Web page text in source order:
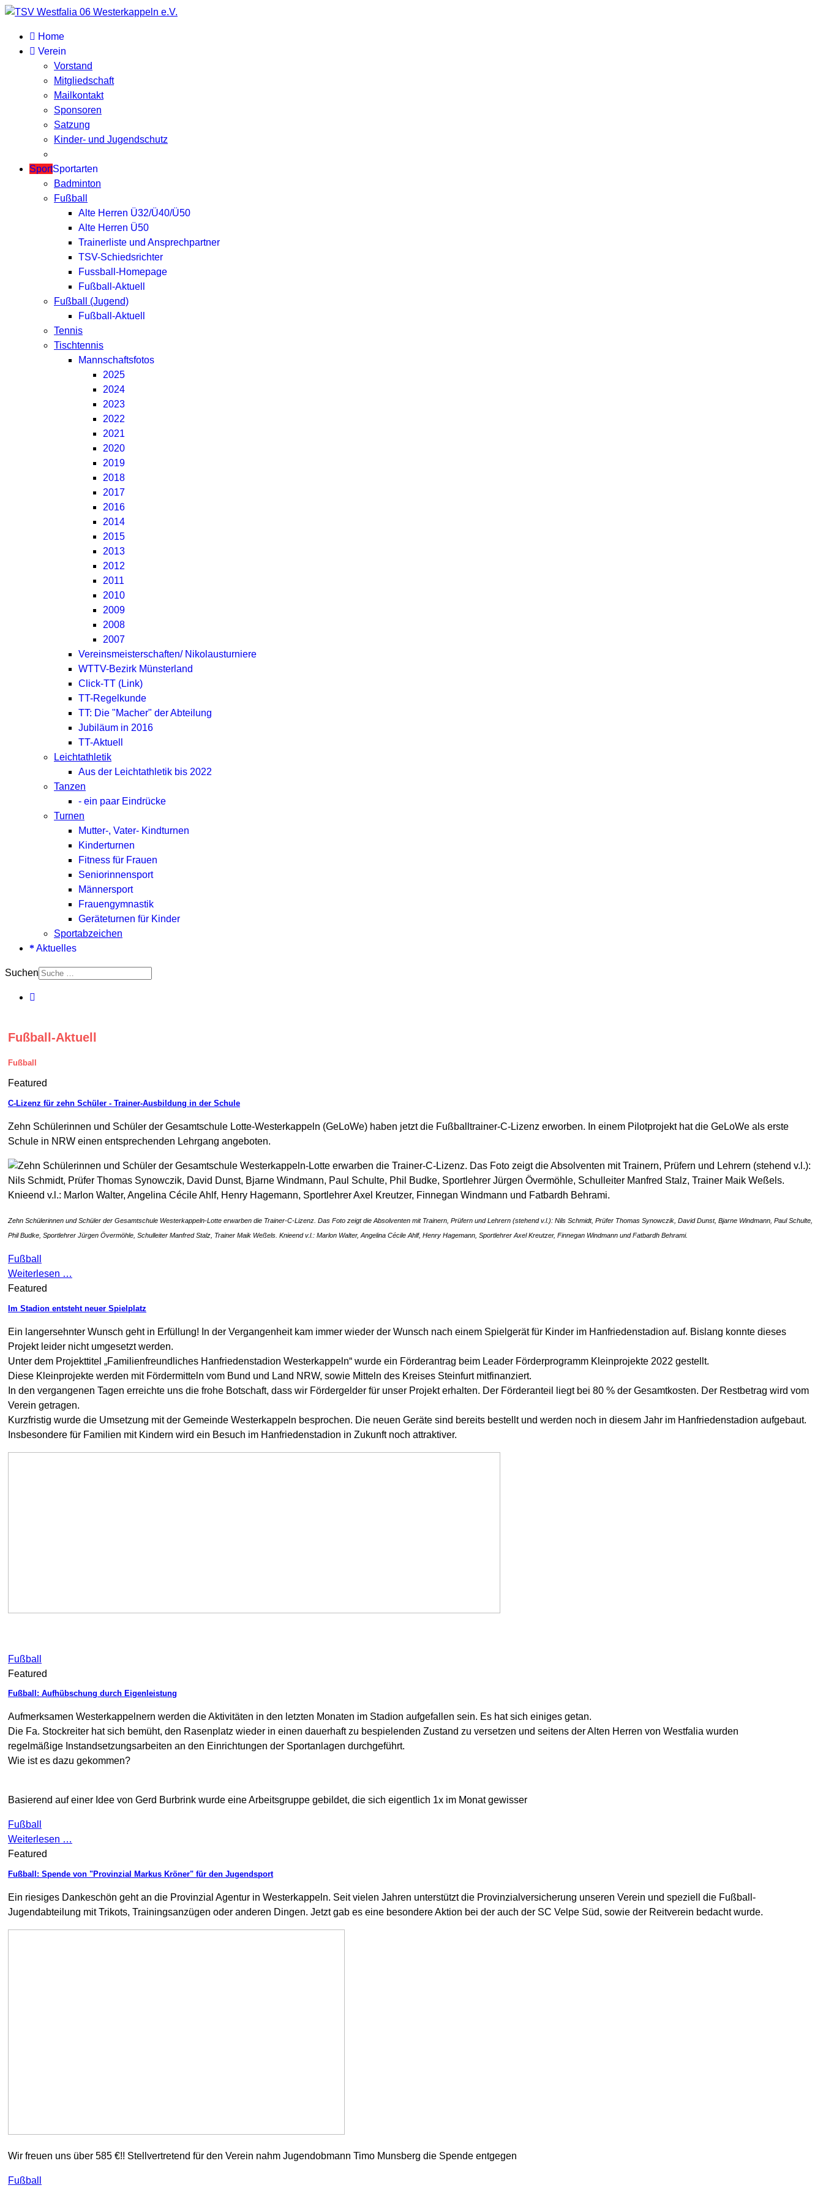
Home
Verein
Vorstand
Mitgliedschaft
Mailkontakt
Sponsoren
Satzung
Kinder- und Jugendschutz
SportSportarten
Badminton
Fußball
Alte Herren Ü32/Ü40/Ü50
Alte Herren Ü50
Trainerliste und Ansprechpartner
TSV-Schiedsrichter
Fussball-Homepage
Fußball-Aktuell
Fußball (Jugend)
Fußball-Aktuell
Tennis
Tischtennis
Mannschaftsfotos
2025
2024
2023
2022
2021
2020
2019
2018
2017
2016
2014
2015
2013
2012
2011
2010
2009
2008
2007
Vereinsmeisterschaften/ Nikolausturniere
WTTV-Bezirk Münsterland
Click-TT (Link)
TT-Regelkunde
TT: Die "Macher" der Abteilung
Jubiläum in 2016
TT-Aktuell
Leichtathletik
Aus der Leichtathletik bis 2022
Tanzen
- ein paar Eindrücke
Turnen
Mutter-, Vater- Kindturnen
Kinderturnen
Fitness für Frauen
Seniorinnensport
Männersport
Frauengymnastik
Geräteturnen für Kinder
Sportabzeichen
Aktuelles
Suchen
Fußball-Aktuell
Fußball
Featured
C-Lizenz für zehn Schüler - Trainer-Ausbildung in der Schule
Zehn Schülerinnen und Schüler der Gesamtschule Lotte-Westerkappeln (GeLoWe) haben jetzt die Fußballtrainer-C-Lizenz erworben. In einem Pilotprojekt hat die GeLoWe als erste
Schule in NRW einen entsprechenden Lehrgang angeboten.
Zehn Schülerinnen und Schüler der Gesamtschule Westerkappeln-Lotte erwarben die Trainer-C-Lizenz. Das Foto zeigt die Absolventen mit Trainern, Prüfern und Lehrern (stehend v.l.): Nils Schmidt, Prüfer Thomas Synowczik, David Dunst, Bjarne Windmann, Paul Schulte,
Phil Budke, Sportlehrer Jürgen Övermöhle, Schulleiter Manfred Stalz, Trainer Maik Weßels. Knieend v.l.: Marlon Walter, Angelina Cécile Ahlf, Henry Hagemann, Sportlehrer Axel Kreutzer, Finnegan Windmann und Fatbardh Behrami.
Fußball
Weiterlesen …
Featured
Im Stadion entsteht neuer Spielplatz
Ein langersehnter Wunsch geht in Erfüllung! In der Vergangenheit kam immer wieder der Wunsch nach einem Spielgerät für Kinder im Hanfriedenstadion auf. Bislang konnte dieses
Projekt leider nicht umgesetzt werden.
Unter dem Projekttitel „Familienfreundliches Hanfriedenstadion Westerkappeln“ wurde ein Förderantrag beim Leader Förderprogramm Kleinprojekte 2022 gestellt.
Diese Kleinprojekte werden mit Fördermitteln vom Bund und Land NRW, sowie Mitteln des Kreises Steinfurt mitfinanziert.
In den vergangenen Tagen erreichte uns die frohe Botschaft, dass wir Fördergelder für unser Projekt erhalten. Der Förderanteil liegt bei 80 % der Gesamtkosten. Der Restbetrag wird vom
Verein getragen.
Kurzfristig wurde die Umsetzung mit der Gemeinde Westerkappeln besprochen. Die neuen Geräte sind bereits bestellt und werden noch in diesem Jahr im Hanfriedenstadion aufgebaut.
Insbesondere für Familien mit Kindern wird ein Besuch im Hanfriedenstadion in Zukunft noch attraktiver.
Fußball
Featured
Fußball: Aufhübschung durch Eigenleistung
Aufmerksamen Westerkappelnern werden die Aktivitäten in den letzten Monaten im Stadion aufgefallen sein. Es hat sich einiges getan.
Die Fa. Stockreiter hat sich bemüht, den Rasenplatz wieder in einen dauerhaft zu bespielenden Zustand zu versetzen und seitens der Alten Herren von Westfalia wurden
regelmäßige Instandsetzungsarbeiten an den Einrichtungen der Sportanlagen durchgeführt.
Wie ist es dazu gekommen?
Basierend auf einer Idee von Gerd Burbrink wurde eine Arbeitsgruppe gebildet, die sich eigentlich 1x im Monat gewisser
Fußball
Weiterlesen …
Featured
Fußball: Spende von "Provinzial Markus Kröner" für den Jugendsport
Ein riesiges Dankeschön geht an die Provinzial Agentur in Westerkappeln. Seit vielen Jahren unterstützt die Provinzialversicherung unseren Verein und speziell die Fußball-
Jugendabteilung mit Trikots, Trainingsanzügen oder anderen Dingen. Jetzt gab es eine besondere Aktion bei der auch der SC Velpe Süd, sowie der Reitverein bedacht wurde.
Wir freuen uns über 585 €!! Stellvertretend für den Verein nahm Jugendobmann Timo Munsberg die Spende entgegen
Fußball